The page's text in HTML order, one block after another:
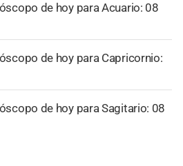
de hoy para Acuario: 08
de hoy para Capricornio:
de hoy para Sagitario: 08